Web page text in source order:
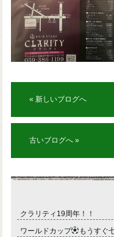
« 新しいブログへ
古いブログへ »
クラリティ19周年！！
ワールドカップ
もうすぐ